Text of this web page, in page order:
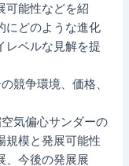
可能性などを紹
にどのような進化
レベルな見解を提
競争環境、価格、
気偏心サンダーの
規模と発展可能性
、今後の発展展